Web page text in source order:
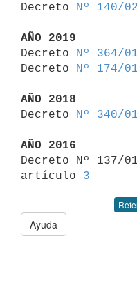
Decreto
Nº 140/
AÑO 2019
Decreto
Nº 364/
Decreto
Nº 174/
AÑO 2018
Decreto
Nº 340/
AÑO 2016
Decreto Nº 137/
artículo 3
Ayuda